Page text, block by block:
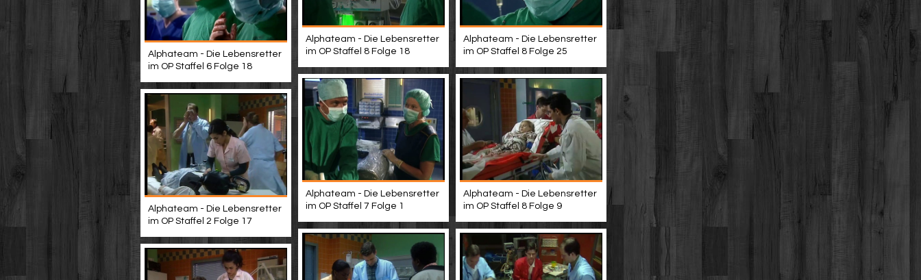
Alphateam - Die Lebensretter
im OP Staffel 8 Folge 18
Alphateam - Die Lebensretter
im OP Staffel 8 Folge 25
Alphateam - Die Lebensretter
im OP Staffel 6 Folge 18
Alphateam - Die Lebensretter
im OP Staffel 7 Folge 1
Alphateam - Die Lebensretter
im OP Staffel 8 Folge 9
Alphateam - Die Lebensretter
im OP Staffel 2 Folge 17